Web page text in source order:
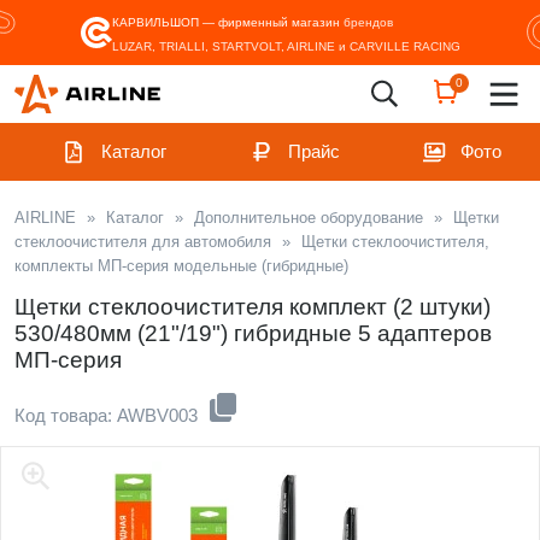
КАРВИЛЬШОП — фирменный магазин брендов
LUZAR, TRIALLI, STARTVOLT, AIRLINE и CARVILLE RACING
0
Каталог Прайс Фото
AIRLINE » Каталог » Дополнительное оборудование »
Щетки
стеклоочистителя для автомобиля
»
Щетки стеклоочистителя,
комплекты МП-серия модельные (гибридные)
Щетки стеклоочистителя комплект (2 штуки)
530/480мм (21"/19") гибридные 5 адаптеров
МП-серия
Код товара: AWBV003